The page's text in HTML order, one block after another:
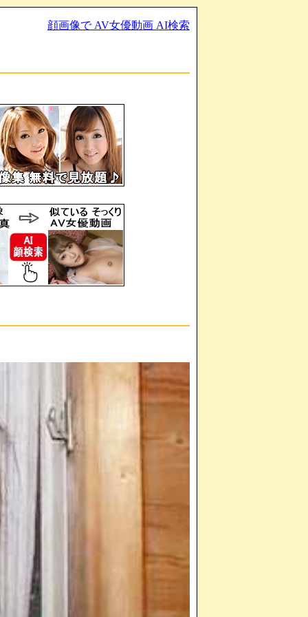
顔画像で AV女優動画 AI検索